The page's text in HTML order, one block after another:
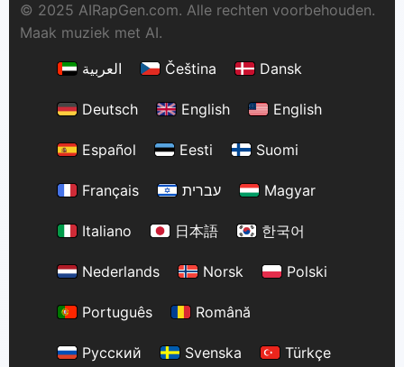
© 2025 AIRapGen.com. Alle rechten voorbehouden.
Maak muziek met AI.
العربية
Čeština Dansk
Deutsch English English
Español Eesti Suomi
Français עברית Magyar
Italiano 日本語 한국어
Nederlands Norsk Polski
Português Română
Русский Svenska Türkçe